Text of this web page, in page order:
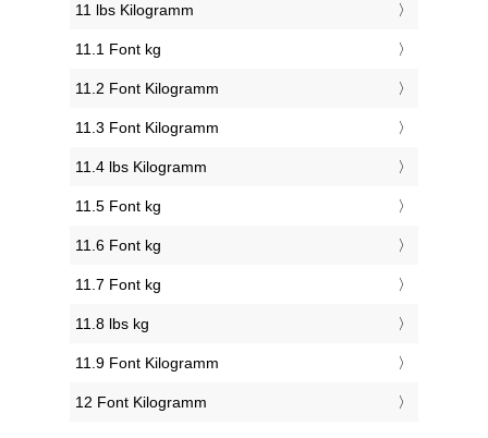
11 lbs Kilogramm
11.1 Font kg
11.2 Font Kilogramm
11.3 Font Kilogramm
11.4 lbs Kilogramm
11.5 Font kg
11.6 Font kg
11.7 Font kg
11.8 lbs kg
11.9 Font Kilogramm
12 Font Kilogramm